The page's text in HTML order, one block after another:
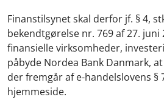
Finanstilsynet skal derfor jf. § 4,
bekendtgørelse nr. 769 af 27.
finansielle virksomheder,
påbyde Nordea Bank Danmark,
der fremgår af e-handelslovens §
hjemmeside.